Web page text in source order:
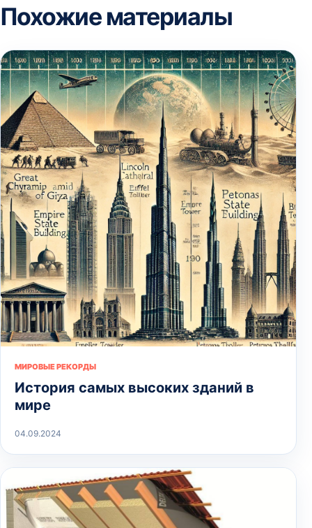
Похожие материалы
МИРОВЫЕ РЕКОРДЫ
История самых высоких зданий в
мире
04.09.2024